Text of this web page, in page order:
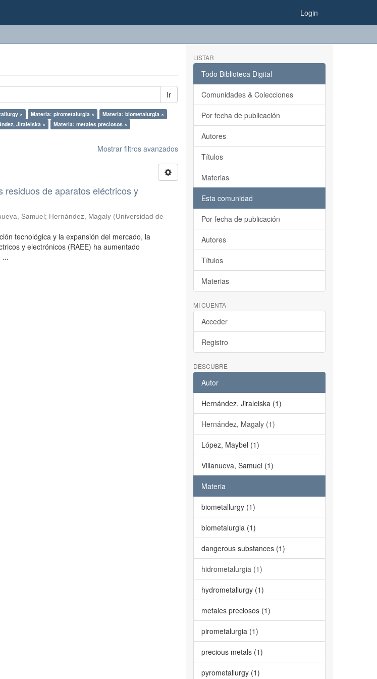
Login
Ir
× Materia: pirometalurgia ×
Materia: biometalurgia ×
Jiraleiska ×
Materia: metales preciosos ×
Mostrar filtros avanzados
residuos de aparatos eléctricos y
Samuel; Hernández, Magaly (Universidad de
tecnológica y la expansión del mercado, la
y electrónicos (RAEE) ha aumentado
...
LISTAR
Todo Biblioteca Digital
Comunidades & Colecciones
Por fecha de publicación
Autores
Títulos
Materias
Esta comunidad
Por fecha de publicación
Autores
Títulos
Materias
MI CUENTA
Acceder
Registro
DESCUBRE
Autor
Hernández, Jiraleiska (1)
Hernández, Magaly (1)
López, Maybel (1)
Villanueva, Samuel (1)
Materia
biometallurgy (1)
biometalurgia (1)
dangerous substances (1)
hidrometalurgia (1)
hydrometallurgy (1)
metales preciosos (1)
pirometalurgia (1)
precious metals (1)
pyrometallurgy (1)